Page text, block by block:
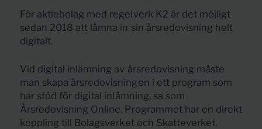
För aktiebolag med regelverk K2 är det möjligt
sedan 2018 att lämna in sin årsredovisning helt
digitalt.
Vid digital inlämning av årsredovisning måste
man skapa årsredovisningen i ett program som
har stöd för digital inlämning, så som
Årsredovisning Online. Programmet har en direkt
koppling till Bolagsverket och Skatteverket.